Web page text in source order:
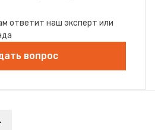
ответит наш эксперт или
вопрос